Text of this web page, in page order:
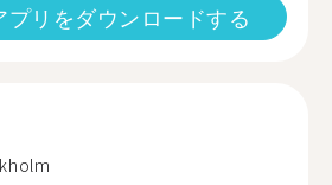
プリをダウンロードする